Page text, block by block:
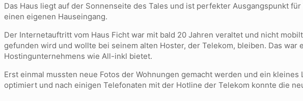
Das Haus liegt auf der Sonnenseite des Tales und ist perfekter Ausgangspunkt
einen eigenen Hauseingang.
Der Internetauftritt vom Haus Ficht war mit bald 20 Jahren veraltet und nicht
gefunden wird und wollte bei seinem alten Hoster, der Telekom, bleiben. Das
Hostingunternehmens wie All-inkl bietet.
Erst einmal mussten neue Fotos der Wohnungen gemacht werden und ein
optimiert und nach einigen Telefonaten mit der Hotline der Telekom konnte die